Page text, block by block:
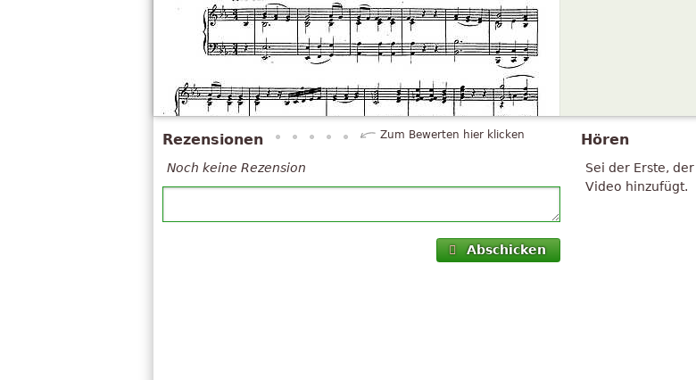
Hören
Sei der Erste,
Video hinzufügt.
Rezensionen Zum Bewerten hier klicken
Noch keine Rezension
Abschicken